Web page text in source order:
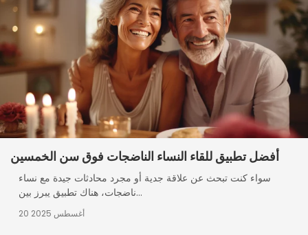
أفضل تطبيق للقاء النساء الناضجات فوق سن الخمسين
سواء كنت تبحث عن علاقة جدية أو مجرد محادثات جيدة مع نساء
ناضجات، هناك تطبيق يبرز بين...
20 أغسطس 2025